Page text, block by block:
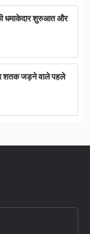
धमाकेदार शुरुआत और
शतक जड़ने वाले पहले